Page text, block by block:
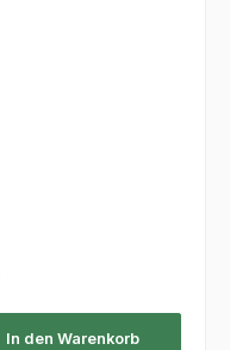
In den Warenkorb